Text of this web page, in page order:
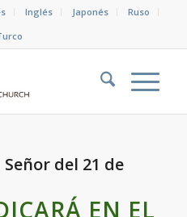
Inglés Japonés
Ruso
del 21 de
EN EL